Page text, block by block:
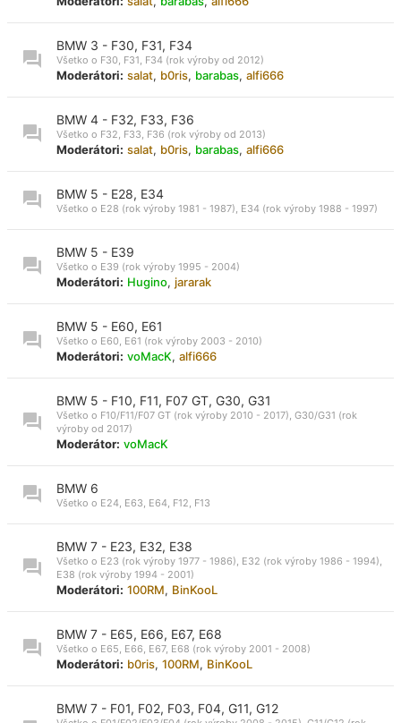
BMW 3 - F30, F31, F34
Všetko o F30, F31, F34 (rok výroby od 2012)
Moderátori: salat, b0ris, barabas, alfi666
BMW 4 - F32, F33, F36
Všetko o F32, F33, F36 (rok výroby od 2013)
Moderátori: salat, b0ris, barabas, alfi666
BMW 5 - E28, E34
Všetko o E28 (rok výroby 1981 - 1987), E34 (rok výroby 1988 - 1997)
BMW 5 - E39
Všetko o E39 (rok výroby 1995 - 2004)
Moderátori: Hugino, jararak
BMW 5 - E60, E61
Všetko o E60, E61 (rok výroby 2003 - 2010)
Moderátori: voMacK, alfi666
BMW 5 - F10, F11, F07 GT, G30, G31
Všetko o F10/F11/F07 GT (rok výroby 2010 - 2017), G30/G31 (rok
výroby od 2017)
Moderátor: voMacK
BMW 6
Všetko o E24, E63, E64, F12, F13
BMW 7 - E23, E32, E38
Všetko o E23 (rok výroby 1977 - 1986), E32 (rok výroby 1986 - 1994),
E38 (rok výroby 1994 - 2001)
Moderátori: 100RM, BinKooL
BMW 7 - E65, E66, E67, E68
Všetko o E65, E66, E67, E68 (rok výroby 2001 - 2008)
Moderátori: b0ris, 100RM, BinKooL
BMW 7 - F01, F02, F03, F04, G11, G12